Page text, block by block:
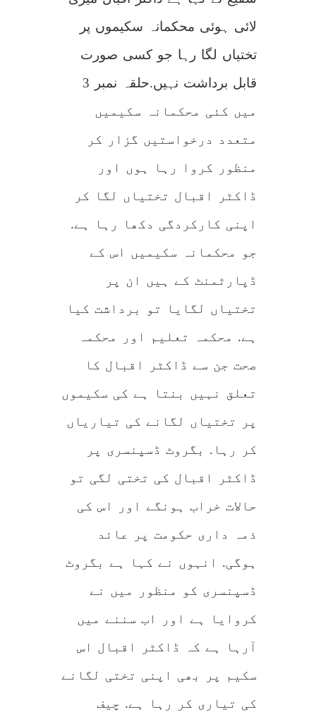
لیڈر
لائی ہوئی محکمانہ سکیموں پر
تختیاں لگا رہا جو کسی صورت
قابل برداشت نہیں.حلقہ نمبر 3
میں کئی محکمانہ سکیمیں
متعدد درخواستیں گزار کر
منظور کروا رہا ہوں اور
ڈاکٹر اقبال تختیاں لگا کر
اپنی کارکردگی دکھا رہا ہے.
جو محکمانہ سکیمیں اس کے
ڈپارٹمنٹ کے ہیں ان پر
تختیاں لگایا تو برداشت کیا
ہے. محکمہ تعلیم اور محکمہ
صحت جن سے ڈاکٹر اقبال کا
تعلق نہیں بنتا ہے کی سکیموں
پر تختیاں لگانے کی تیار یاں
کر رہا. بگروٹ ڈسپنسری پر
ڈاکٹر اقبال کی تختی لگی تو
حالات خراب ہونگے اور اس کی
ذمہ داری حکومت پر عائد
ہوگی. انہوں نے کہا ہے بگروٹ
ڈسپنسری کو منظور میں نے
کروایا ہے اور اب سننے میں
آرہا ہے کہ ڈاکٹر اقبال اس
سکیم پر بھی اپنی تختی لگانے
کی تیاری کر رہا ہے. چیف